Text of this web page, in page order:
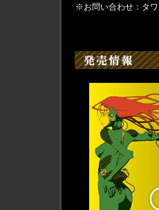
※お問い合わせ：タ